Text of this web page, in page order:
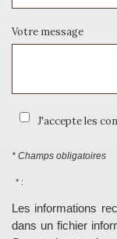
Votre message
J'accepte les
* Champs obligatoires
* :
Les informations
dans un fichier